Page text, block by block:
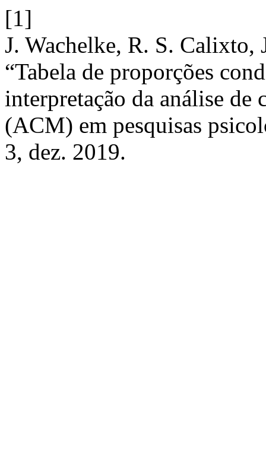
[1]
J. Wachelke, R. S. Calixto,
“Tabela de proporções
interpretação da análise de
(ACM) em pesquisas
3, dez. 2019.